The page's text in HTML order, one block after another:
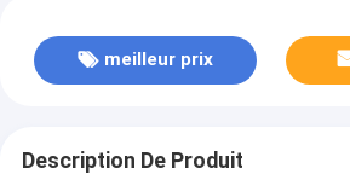
meilleur prix
Description De Produit